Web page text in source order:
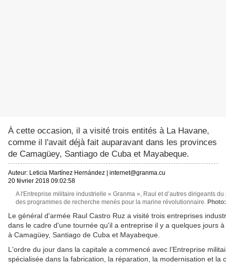
À cette occasion, il a visité trois entités à La Havane,
comme il l'avait déjà fait auparavant dans les provinces
de Camagüey, Santiago de Cuba et Mayabeque.
Auteur: Leticia Martínez Hernández
internet@granma.cu
20 février 2018 09:02:58
A l'Entreprise militaire industrielle « Granma », Raul et d’autres dirigeants
des programmes de recherche menés pour la marine révolutionnaire. Photo:
Le général d'armée Raul Castro Ruz a visité trois entreprises
dans le cadre d'une tournée qu'il a entreprise il y a quelques jours
à Camagüey, Santiago de Cuba et Mayabeque.
L'ordre du jour dans la capitale a commencé avec l’Entreprise
spécialisée dans la fabrication, la réparation, la modernisation et la